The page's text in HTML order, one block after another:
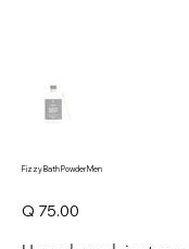
Fizzy Bath Powder Men
Precio
Q 75.00